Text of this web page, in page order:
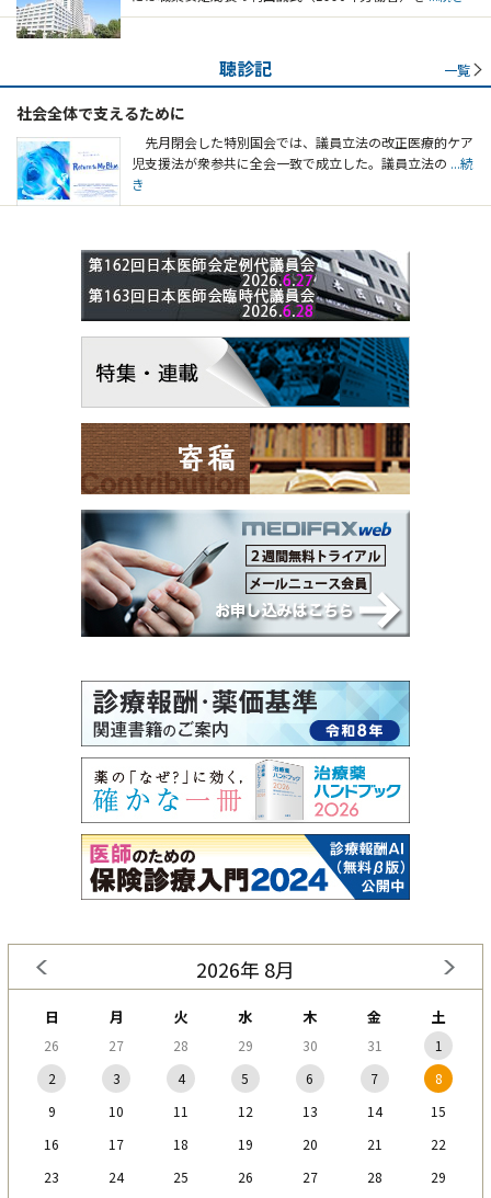
聴診記 一覧
社会全体で支えるために
先月閉会した特別国会では、議員立法の改正医療的ケア
児支援法が衆参共に全会一致で成立した。議員立法の ...続
き
2026年 8月
日 月 火 水 木 金 土
26 27 28 29 30 31
1
2
3 4 5 6 7
8
9
10 11 12 13 14
15
16
17 18 19 20 21
22
23
24 25 26 27 28
29